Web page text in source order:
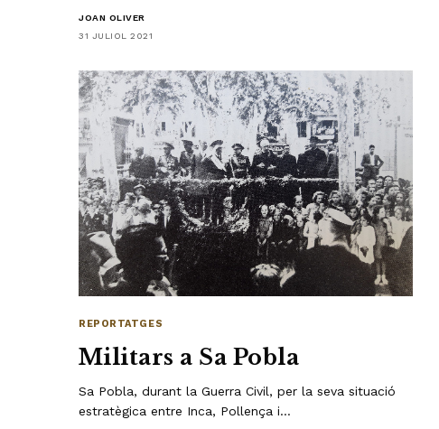
JOAN OLIVER
31 JULIOL 2021
REPORTATGES
Militars a Sa Pobla
Sa Pobla, durant la Guerra Civil, per la seva situació
estratègica entre Inca, Pollença i…